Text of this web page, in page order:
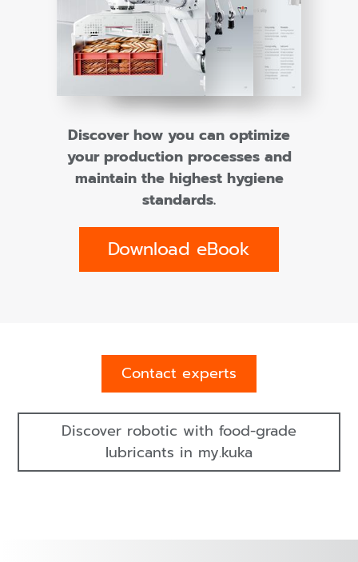
Discover how you can optimize
your production processes and
maintain the highest hygiene
standards.
Download eBook
Contact experts
Discover robotic with food-grade
lubricants in my.kuka